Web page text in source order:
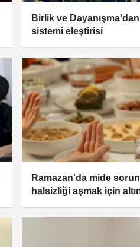
Birlik ve
sistemi eleştirisi
Ramazan'da mide
halsizliği aşmak için